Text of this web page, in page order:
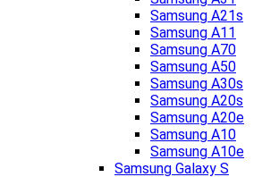
Samsung A21s
Samsung A11
Samsung A70
Samsung A50
Samsung A30s
Samsung A20s
Samsung A20e
Samsung A10
Samsung A10e
Samsung Galaxy S